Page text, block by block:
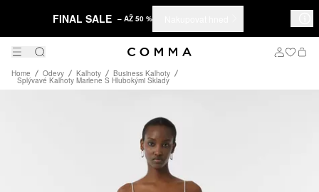
FINAL SALE – AŽ 50 %
Home Odevy Kalhoty Business Kalhoty
Splývavé Kalhoty Marlene S Hlubokými Sklady